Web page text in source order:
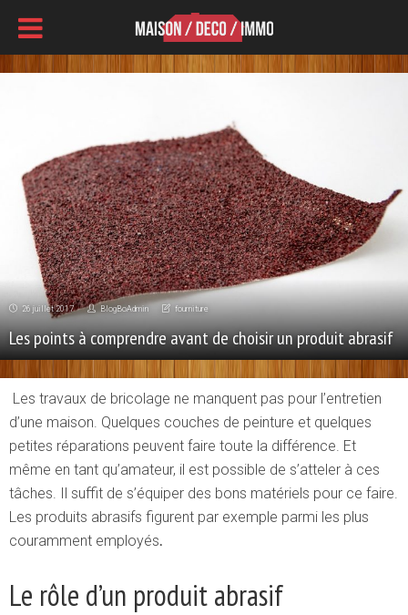
26 juillet 2017 BlogBoAdmin fourniture
Les points à comprendre avant de choisir un produit abrasif
Les travaux de bricolage ne manquent pas pour l’entretien
d’une maison. Quelques couches de peinture et quelques
petites réparations peuvent faire toute la différence. Et
même en tant qu’amateur, il est possible de s’atteler à ces
tâches. Il suffit de s’équiper des bons matériels pour ce faire.
Les produits abrasifs figurent par exemple parmi les plus
couramment employés.
Le rôle d’un produit abrasif